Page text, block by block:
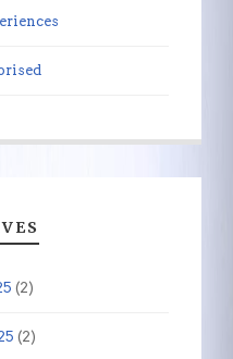
(2)
(2)